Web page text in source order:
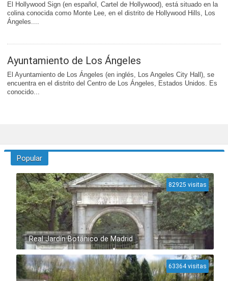
El Hollywood Sign (en español, Cartel de Hollywood), está situado en la
colina conocida como Monte Lee, en el distrito de Hollywood Hills, Los
Ángeles....
Ayuntamiento de Los Ángeles
El Ayuntamiento de Los Ángeles (en inglés, Los Angeles City Hall), se
encuentra en el distrito del Centro de Los Ángeles, Estados Unidos. Es
conocido...
Popular
Real Jardín Botánico de Madrid
82925 visitas
63364 visitas